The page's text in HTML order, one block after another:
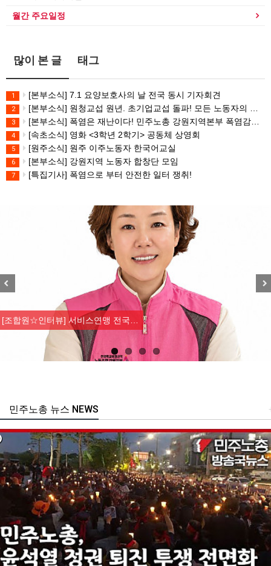
월간 주요일정
많이 본 글 태그
1 [본부소식] 7.1 요양보호사의 날 전국 동시 기자회견
2 [본부소식] 원청교섭 원년. 초기업교섭 돌파! 모든 노동자의 노동기본권 쟁취! 민주노총 7.15 총파업대회
3 [본부소식] 폭염은 재난이다! 민주노총 강원지역본부 폭염감시단 선포 기자회견
4 [속초소식] 영화 <3학년 2학기> 공동체 상영회
5 [원주소식] 원주 이주노동자 한국어교실
6 [본부소식] 강원지역 노동자 합창단 모임
7 [특집기사] 폭염으로 부터 안전한 일터 쟁취!
[조합원☆인터뷰] 서비스연맹 전국…
주노총 뉴스 NEWS